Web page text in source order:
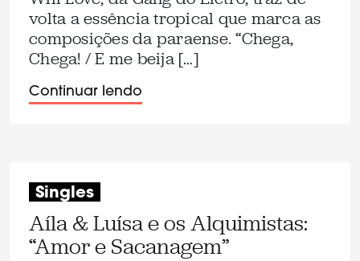
volta a essência tropical que marca as
composições da paraense. “Chega,
Chega! / E me beija […]
Continuar lendo
Singles
Aíla & Luísa e os Alquimistas:
“Amor e Sacanagem”